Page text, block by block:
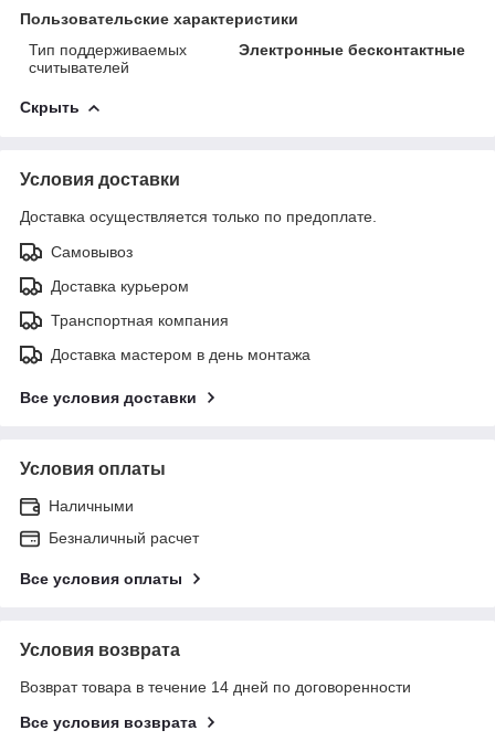
Пользовательские характеристики
Тип поддерживаемых
считывателей
Электронные бесконтактные
Скрыть
Условия доставки
Доставка осуществляется только по предоплате.
Самовывоз
Доставка курьером
Транспортная компания
Доставка мастером в день монтажа
Все условия доставки
Условия оплаты
Наличными
Безналичный расчет
Все условия оплаты
Условия возврата
Возврат товара в течение 14 дней по договоренности
Все условия возврата